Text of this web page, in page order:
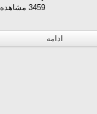
3459 مشاهده
ادامه